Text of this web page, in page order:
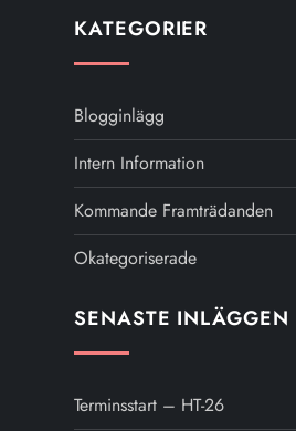
i
n
g
KATEGORIER
Blogginlägg
Intern Information
Kommande Framträdanden
Okategoriserade
SENASTE INLÄGGEN
Terminsstart – HT-26